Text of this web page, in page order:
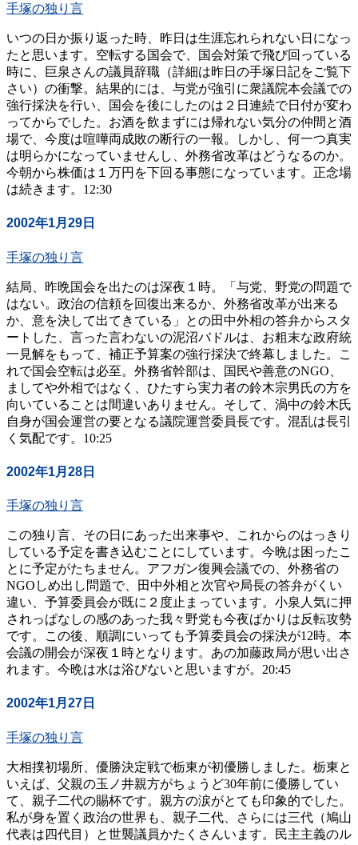
手塚の独り言
いつの日か振り返った時、昨日は生涯忘れられない日になっ
たと思います。空転する国会で、国会対策で飛び回っている
時に、巨泉さんの議員辞職（詳細は昨日の手塚日記をご覧下
さい）の衝撃。結果的には、与党が強引に衆議院本会議での
強行採決を行い、国会を後にしたのは２日連続で日付が変わ
ってからでした。お酒を飲まずには帰れない気分の仲間と酒
場で、今度は喧嘩両成敗の断行の一報。しかし、何一つ真実
は明らかになっていませんし、外務省改革はどうなるのか。
今朝から株価は１万円を下回る事態になっています。正念場
は続きます。12:30
2002年1月29日
手塚の独り言
結局、昨晩国会を出たのは深夜１時。「与党、野党の問題で
はない。政治の信頼を回復出来るか、外務省改革が出来る
か、意を決して出てきている」との田中外相の答弁からスタ
ートした、言った言わないの泥沼バドルは、お粗末な政府統
一見解をもって、補正予算案の強行採決で終幕しました。こ
れで国会空転は必至。外務省幹部は、国民や善意のNGO、
ましてや外相ではなく、ひたすら実力者の鈴木宗男氏の方を
向いていることは間違いありません。そして、渦中の鈴木氏
自身が国会運営の要となる議院運営委員長です。混乱は長引
く気配です。10:25
2002年1月28日
手塚の独り言
この独り言、その日にあった出来事や、これからのはっきり
している予定を書き込むことにしています。今晩は困ったこ
とに予定がたちません。アフガン復興会議での、外務省の
NGOしめ出し問題で、田中外相と次官や局長の答弁がくい
違い、予算委員会が既に２度止まっています。小泉人気に押
されっぱなしの感のあった我々野党も今夜ばかりは反転攻勢
です。この後、順調にいっても予算委員会の採決が12時。本
会議の開会が深夜１時となります。あの加藤政局が思い出さ
れます。今晩は水は浴びないと思いますが。20:45
2002年1月27日
手塚の独り言
大相撲初場所、優勝決定戦で栃東が初優勝しました。栃東と
いえば、父親の玉ノ井親方がちょうど30年前に優勝してい
て、親子二代の賜杯です。親方の涙がとても印象的でした。
私が身を置く政治の世界も、親子二代、さらには三代（鳩山
代表は四代目）と世襲議員かたくさんいます。民主主義のル